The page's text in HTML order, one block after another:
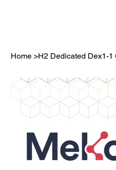
Home >H2 Dedicated Dex1-